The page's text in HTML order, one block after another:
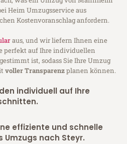
Heim Umzugsservice aus
Kostenvoranschlag anfordern.
aus, und wir liefern Ihnen eine
perfekt auf Ihre individuellen
ist, sodass Sie Ihre Umzug
voller Transparenzplanen können.
individuell auf Ihre
effiziente und schnelle
Umzugs nach Steyr.